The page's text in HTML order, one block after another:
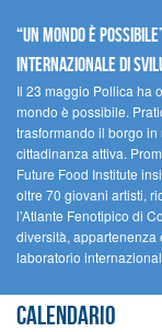
“UN MONDO È
INTERNAZIONALE DI
Il 23 maggio Pollica ha
mondo è possibile.
trasformando il borgo
cittadinanza attiva.
Future Food Institute
oltre 70 giovani artisti,
l’Atlante Fenotipico di
diversità,
laboratorio
Calendario